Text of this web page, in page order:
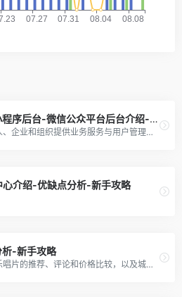
微信公众号后台-小程序后台-微信公众平台后台介绍-优缺点分析-新手攻略
微信公众平台，给个人、企业和组织提供业务服务与用户管理能力的全新服务平台。
心介绍-优缺点分析-新手攻略
-新手攻略
提供图书、电影、音乐唱片的推荐、评论和价格比较，以及城市独特的文化生活。